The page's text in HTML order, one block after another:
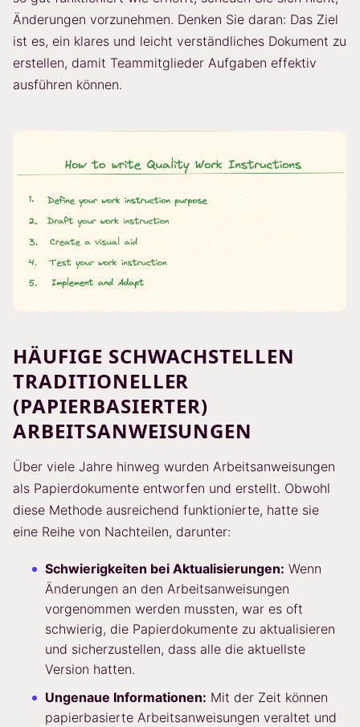
Änderungen vorzunehmen. Denken Sie daran: Das Ziel
ist es, ein klares und leicht verständliches Dokument zu
erstellen, damit Teammitglieder Aufgaben effektiv
ausführen können.
HÄUFIGE SCHWACHSTELLEN
TRADITIONELLER
(PAPIERBASIERTER)
ARBEITSANWEISUNGEN
Über viele Jahre hinweg wurden Arbeitsanweisungen
als Papierdokumente entworfen und erstellt. Obwohl
diese Methode ausreichend funktionierte, hatte sie
eine Reihe von Nachteilen, darunter:
Schwierigkeiten bei Aktualisierungen: Wenn
Änderungen an den Arbeitsanweisungen
vorgenommen werden mussten, war es oft
schwierig, die Papierdokumente zu aktualisieren
und sicherzustellen, dass alle die aktuellste
Version hatten.
Ungenaue Informationen: Mit der Zeit können
papierbasierte Arbeitsanweisungen veraltet und